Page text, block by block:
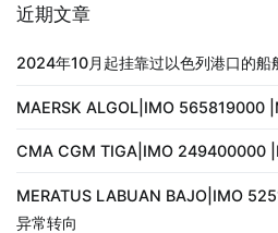
近期文章
2024年10月起挂靠过以色列港口的
MAERSK ALGOL|IMO 565819000
CMA CGM TIGA|IMO 249400000
MERATUS LABUAN BAJO|IMO
异常转向